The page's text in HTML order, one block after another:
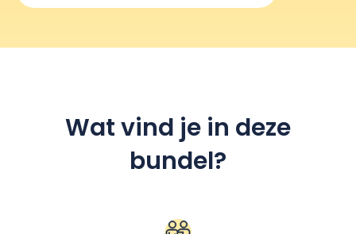
Wat vind je in deze
bundel?